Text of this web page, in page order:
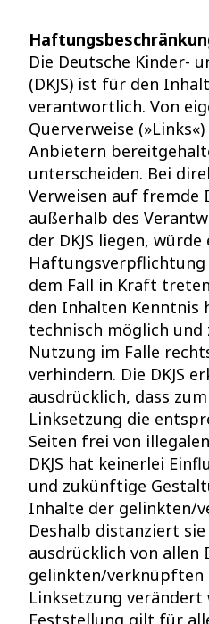
Die Deutsche Kinder-
(DKJS) ist für den
verantwortlich. Von
Querverweise
Anbietern
unterscheiden. Bei
Verweisen auf fremde
außerhalb des
der DKJS liegen, würde
Haftungsverpflichtung
dem Fall in Kraft
den Inhalten Kenntnis
technisch möglich
Nutzung im Falle
verhindern. Die DKJS
ausdrücklich, dass
Linksetzung die
Seiten frei von
DKJS hat keinerlei
und zukünftige
Inhalte der gelinkten/
Deshalb distanziert
ausdrücklich von allen
gelinkten/verknüpften
Linksetzung verändert
Feststellung gilt für